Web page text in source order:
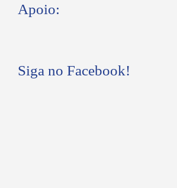
Apoio:
Siga no Facebook!